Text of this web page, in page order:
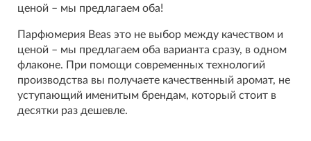
ценой – мы предлагаем оба!
Парфюмерия Beas это не выбор между качеством и
ценой – мы предлагаем оба варианта сразу, в одном
флаконе. При помощи современных технологий
производства вы получаете качественный аромат, не
уступающий именитым брендам, который стоит в
десятки раз дешевле.